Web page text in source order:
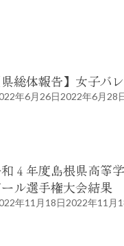
総体報告】女子バ
年6月26日2022年6月28
４年度島根県高等
ル選手権大会結果
年11月18日2022年11月